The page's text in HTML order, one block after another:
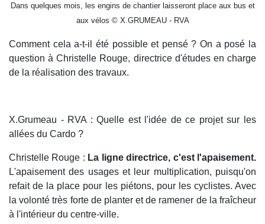
Dans quelques mois, les engins de chantier laisseront place aux bus et
aux vélos © X.GRUMEAU - RVA
Comment cela a-t-il été possible et pensé ? On a posé la
question à Christelle Rouge, directrice d'études en charge
de la réalisation des travaux.
X.Grumeau - RVA : Quelle est l'idée de ce projet sur les
allées du Cardo ?
Christelle Rouge : La ligne directrice, c'est l'apaisement.
L'apaisement des usages et leur multiplication, puisqu'on
refait de la place pour les piétons, pour les cyclistes. Avec
la volonté très forte de planter et de ramener de la fraîcheur
à l'intérieur du centre-ville.